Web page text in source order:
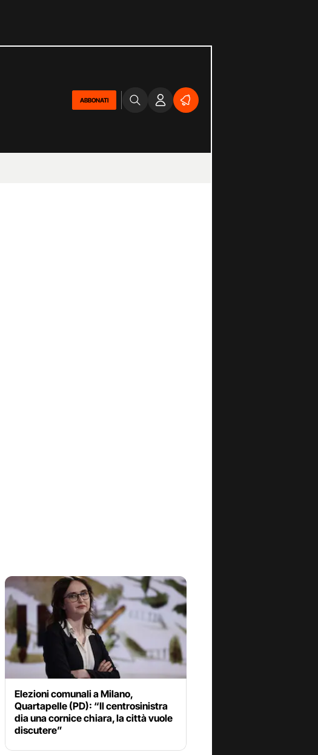
ABBONATI
Elezioni comunali a Milano,
Quartapelle (PD): “Il centrosinistra
dia una cornice chiara, la città vuole
discutere”